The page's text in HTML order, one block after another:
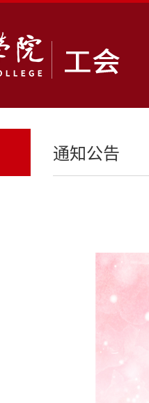
通知公告